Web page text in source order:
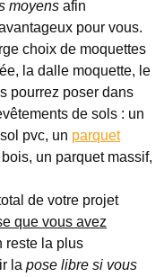
moyens afin
pour vous.
choix de moquettes
la dalle moquette, le
pourrez poser dans
de sols : un
pvc, un parquet
un parquet massif,
de votre projet
que vous avez
reste la plus
la pose libre si vous